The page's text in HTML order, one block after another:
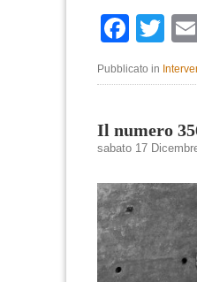
Pubblicato in
Il numero
sabato 17